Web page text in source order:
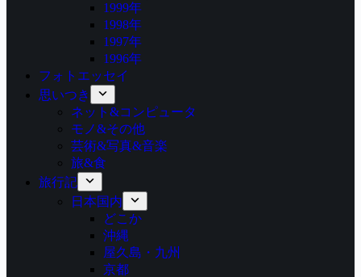
1999年
1998年
1997年
1996年
フォトエッセイ
思いつき
ネット&コンピュータ
モノ&その他
芸術&写真&音楽
旅&食
旅行記
日本国内
どこか
沖縄
屋久島・九州
京都